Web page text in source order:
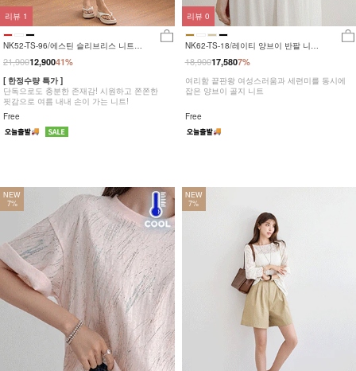
NK52-TS-96/에스틴 슬리브리스 니트
_DY
41%
21,90012,900
[ 한정수량 특가 ]
단독으로도 충분한 존재감! 시원하고 쫀쫀한
핏감으로 여름 내내 손이 가는 니트!
Free
리뷰 1
NK62-TS-18/레이티 양브이 반팔 니트
_HR
7%
18,90017,580
여리함 끝판왕 여성스러움과 세련미를 동시에
잡은 양브이 골지 니트
Free
리뷰 0
NEW
7%
NEW
7%